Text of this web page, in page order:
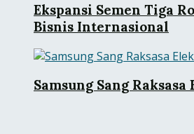
Ekspansi Semen Tiga
Bisnis Internasional
Samsung Sang